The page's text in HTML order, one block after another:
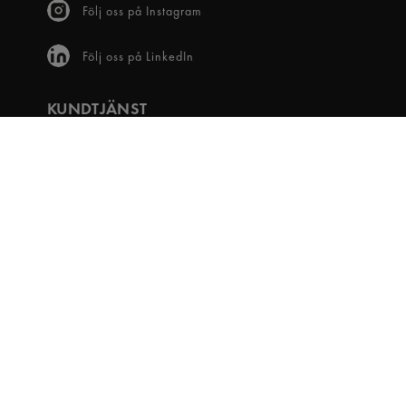
Följ oss på Instagram
Följ oss på LinkedIn
KUNDTJÄNST